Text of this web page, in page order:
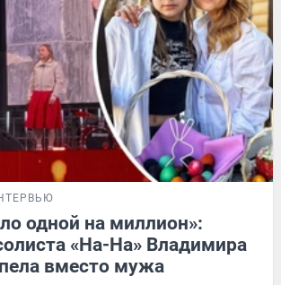
одной на миллион»:
«На-На» Владимира
вместо мужа